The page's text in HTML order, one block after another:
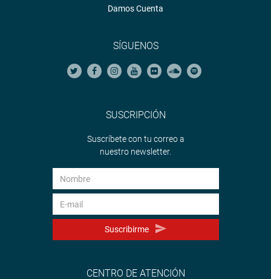
Damos Cuenta
SÍGUENOS
SUSCRIPCIÓN
Suscríbete con tu correo a
nuestro newsletter.
Suscribirme
CENTRO DE ATENCIÓN